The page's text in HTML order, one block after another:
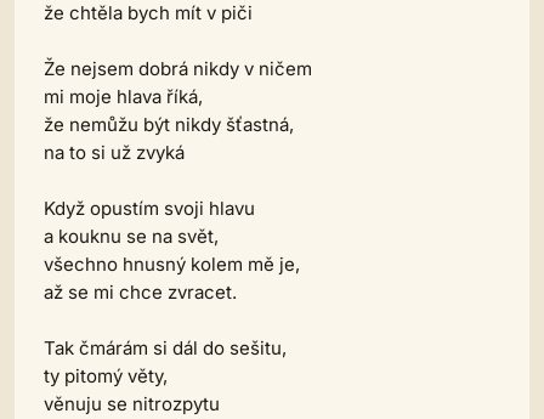
že chtěla bych mít v piči
Že nejsem dobrá nikdy v ničem
mi moje hlava říká,
že nemůžu být nikdy šťastná,
na to si už zvyká
Když opustím svoji hlavu
a kouknu se na svět,
všechno hnusný kolem mě je,
až se mi chce zvracet.
Tak čmárám si dál do sešitu,
ty pitomý věty,
věnuju se nitrozpytu